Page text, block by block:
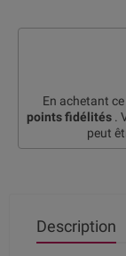
En achetant
points fidélités .
peut
Description